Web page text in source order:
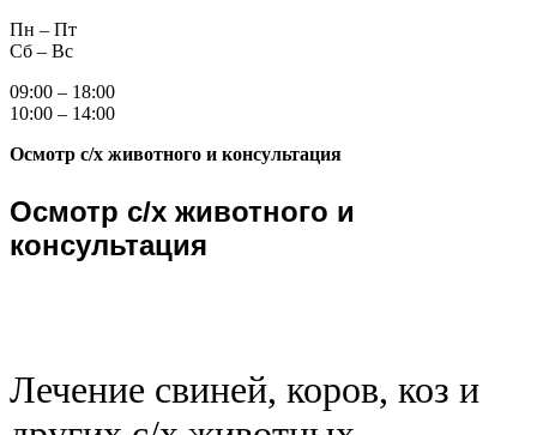
Пн – Пт
Сб – Вс
09:00 – 18:00
10:00 – 14:00
Осмотр с/х животного и консультация
Осмотр с/х животного и
консультация
Лечение свиней, коров, коз и